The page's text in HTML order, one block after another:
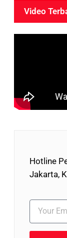
Video
Hotline
Jakarta,